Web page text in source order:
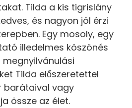
Tilda a kis tigrislány
és nagyon jól érzi
Egy mosoly, egy
illedelmes köszönés
Tilda előszeretettel
barátaival vagy
össze az élet.